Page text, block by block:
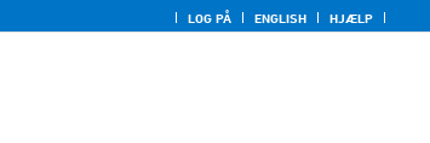
LOG PÅ ENGLISH HJÆLP